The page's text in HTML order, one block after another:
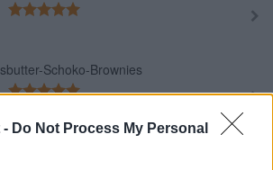
- Do Not Process My Personal
Schoko-Brownies
Brownies